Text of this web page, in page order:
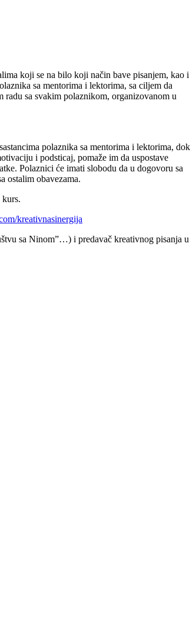
koji se na bilo koji način bave pisanjem, kao i
sa mentorima i lektorima, sa ciljem da
radu sa svakim polaznikom, organizovanom u
polaznika sa mentorima i lektorima, dok
i podsticaj, pomaže im da uspostave
Polaznici će imati slobodu da u dogovoru sa
ostalim obavezama.
kurs.
kreativnasinergija
sa Ninom”…) i predavač kreativnog pisanja u